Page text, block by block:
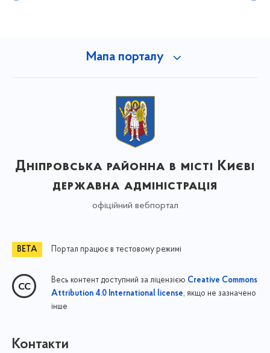
Мапа порталу
Дніпровська районна в місті Києві
державна адміністрація
офіційний вебпортал
Портал працює в тестовому режимі
Весь контент доступний за ліцензією Creative Commons
Attribution 4.0 International license, якщо не зазначено
інше
Контакти